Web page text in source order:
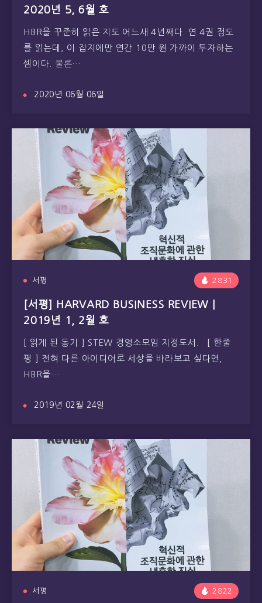
2020년 5, 6월 호
HBR을 꾸준히 읽은 지도 어느새 4년째다. 연 4권 정도
를 읽는데, 이 잡지에만 연간 10만 원 가까이 투자하는
셈이다. 물론…
2020년 06월 06일
서평 2831
[서평] HARVARD BUSINESS REVIEW |
2019년 1, 2월 호
[ 읽게 된 동기 ] STEW 경영소모임 지정도서. [ 한줄
평 ] 전혀 다른 아이디어로 세상을 바라보고 싶다면,
HBR을…
2019년 02월 24일
서평 2822